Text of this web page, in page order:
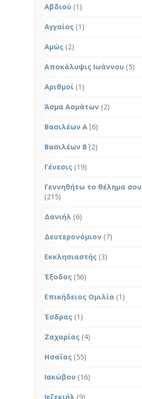
Αβδιού (1)
Αγγαίος (1)
Αμώς (2)
Αποκάλυψις Ιωάννου (5)
Αριθμοί (1)
Άσμα Ασμάτων (2)
Βασιλέων Α΄(6)
Βασιλέων Β΄ (2)
Γένεσις (19)
Γεννηθήτω το θέλημα σου
(215)
Δανιήλ (6)
Δευτερονόμιον (7)
Εκκλησιαστής (3)
Έξοδος (56)
Επικήδειος Ομιλία (1)
Έσδρας (1)
Ζαχαρίας (4)
Ησαΐας (55)
Ιακώβου (16)
Ιεζεκιήλ (9)